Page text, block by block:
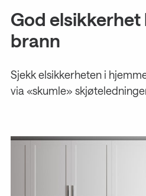
God elsikkerhet
brann
Sjekk elsikkerheten i
via «skumle»